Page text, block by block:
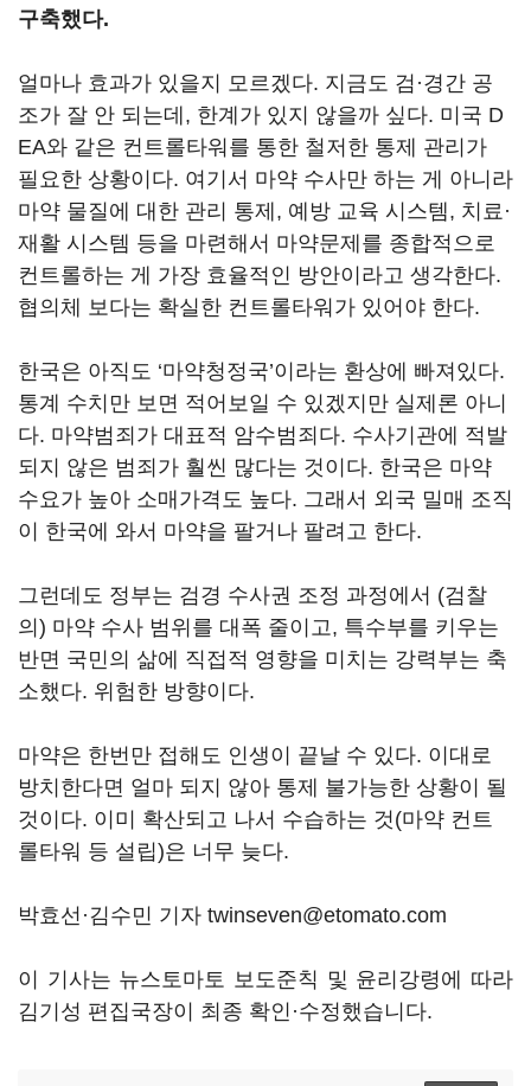
구축했다.
얼마나 효과가 있을지 모르겠다. 지금도 검·경간 공
조가 잘 안 되는데, 한계가 있지 않을까 싶다. 미국 D
EA와 같은 컨트롤타워를 통한 철저한 통제 관리가
필요한 상황이다. 여기서 마약 수사만 하는 게 아니라
마약 물질에 대한 관리 통제, 예방 교육 시스템, 치료·
재활 시스템 등을 마련해서 마약문제를 종합적으로
컨트롤하는 게 가장 효율적인 방안이라고 생각한다.
협의체 보다는 확실한 컨트롤타워가 있어야 한다.
한국은 아직도 ‘마약청정국’이라는 환상에 빠져있다.
통계 수치만 보면 적어보일 수 있겠지만 실제론 아니
다. 마약범죄가 대표적 암수범죄다. 수사기관에 적발
되지 않은 범죄가 훨씬 많다는 것이다. 한국은 마약
수요가 높아 소매가격도 높다. 그래서 외국 밀매 조직
이 한국에 와서 마약을 팔거나 팔려고 한다.
그런데도 정부는 검경 수사권 조정 과정에서 (검찰
의) 마약 수사 범위를 대폭 줄이고, 특수부를 키우는
반면 국민의 삶에 직접적 영향을 미치는 강력부는 축
소했다. 위험한 방향이다.
마약은 한번만 접해도 인생이 끝날 수 있다. 이대로
방치한다면 얼마 되지 않아 통제 불가능한 상황이 될
것이다. 이미 확산되고 나서 수습하는 것(마약 컨트
롤타워 등 설립)은 너무 늦다.
박효선·김수민 기자 twinseven@etomato.com
이 기사는 뉴스토마토 보도준칙 및 윤리강령에 따라
김기성 편집국장이 최종 확인·수정했습니다.